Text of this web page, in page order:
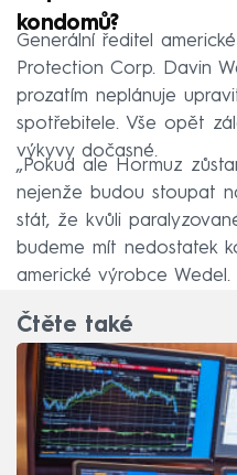
kondomů?
Generální ředitel
Protection Corp. Davin
prozatím neplánuje
spotřebitele. Vše opět
výkyvy dočasné.
„Pokud ale Hormuz
nejenže budou stoupat
stát, že kvůli
budeme mít nedostatek
americké výrobce Wedel.
Čtěte také